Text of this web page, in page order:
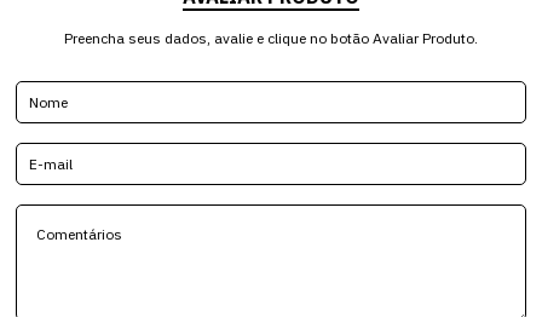
Preencha seus dados, avalie e clique no botão Avaliar Produto.